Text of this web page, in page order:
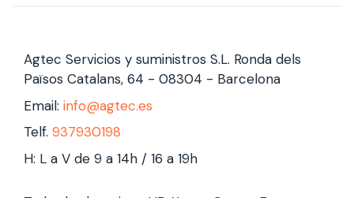
Agtec Servicios y suministros S.L. Ronda dels
Països Catalans, 64 - 08304 - Barcelona
Email: info@agtec.es
Telf. 937930198
H: L a V de 9 a 14h / 16 a 19h